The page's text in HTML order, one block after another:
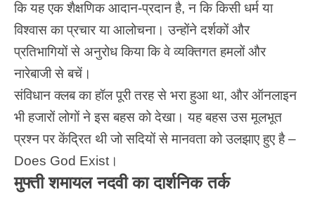
कि यह एक शैक्षणिक आदान-प्रदान है, न कि किसी धर्म या
विश्वास का प्रचार या आलोचना। उन्होंने दर्शकों और
प्रतिभागियों से अनुरोध किया कि वे व्यक्तिगत हमलों और
नारेबाजी से बचें।
संविधान क्लब का हॉल पूरी तरह से भरा हुआ था, और ऑनलाइन
भी हजारों लोगों ने इस बहस को देखा। यह बहस उस मूलभूत
प्रश्न पर केंद्रित थी जो सदियों से मानवता को उलझाए हुए है –
Does God Exist।
मुफ्ती शमायल नदवी का दार्शनिक तर्क